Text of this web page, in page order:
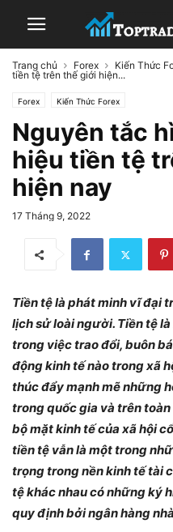
Trang chủ Forex Kiến Thức
tiền tệ trên thế giới hiện...
Forex Kiến Thức Forex
Nguyên tắc
hiệu tiền tệ
hiện nay
17 Tháng 9, 2022
Tiền tệ là phát minh vĩ đại
lịch sử loài người. Tiền tệ
trong việc trao đổi, buôn
động kinh tế nào trong xã
thúc đẩy mạnh mẽ những
trong quốc gia và trên
bộ mặt kinh tế của xã hội
tiền tệ vẫn là một trong
trọng trong nền kinh tế tài
tệ khác nhau có những ký
quy định bởi ngân hàng